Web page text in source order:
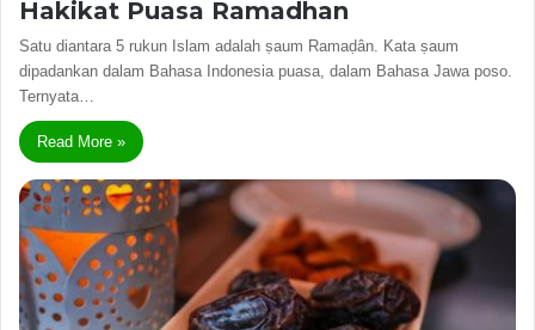
Hakikat Puasa Ramadhan
Satu diantara 5 rukun Islam adalah ṣaum Ramaḍân. Kata ṣaum
dipadankan dalam Bahasa Indonesia puasa, dalam Bahasa Jawa poso.
Ternyata…
Read More »